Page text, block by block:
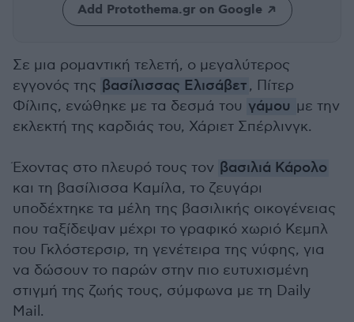
Add Protothema.gr on Google
Σε μια ρομαντική τελετή, ο μεγαλύτερος
εγγονός της βασίλισσας Ελισάβετ, Πίτερ
Φίλιπς, ενώθηκε με τα δεσμά του γάμου με την
εκλεκτή της καρδιάς του, Χάριετ Σπέρλινγκ.
Έχοντας στο πλευρό τους τον βασιλιά Κάρολο
και τη βασίλισσα Καμίλα, το ζευγάρι
υποδέχτηκε τα μέλη της βασιλικής οικογένειας
που ταξίδεψαν μέχρι το γραφικό χωριό Κεμπλ
του Γκλόστερσιρ, τη γενέτειρα της νύφης, για
να δώσουν το παρών στην πιο ευτυχισμένη
στιγμή της ζωής τους, σύμφωνα με τη Daily
Mail.